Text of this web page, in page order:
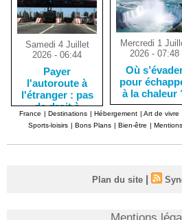
Samedi 4 Juillet
2026 - 06:44
Payer
l'autoroute à
l'étranger : pas
de droit à
l'erreur !
Mercredi 1
2026 - 07:48
Où
pour
à la chaleur
France | Destinations | Hébergement | Art de vivre
Sports-loisirs | Bons Plans | Bien-être |
Plan du site |